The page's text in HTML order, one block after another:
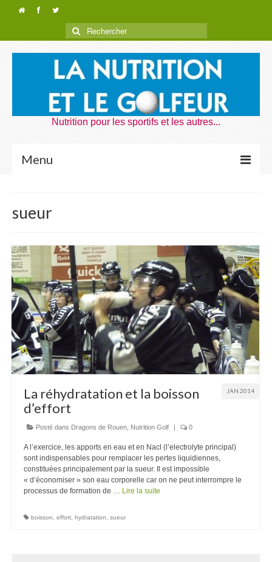
Nutrition pour les sportifs et les autres...
Menu
Nutrition Voyages
Recettes
Contact
sueur
JAN 2014
La réhydratation et la boisson
d’effort
Posté dans Dragons de Rouen Nutrition Golf 0
A l’exercice, les apports en eau et en Nacl (l’electrolyte principal)
sont indispensables pour remplacer les pertes liquidiennes,
constituées principalement par la sueur. Il est impossible
« d’économiser » son eau corporelle car on ne peut interrompre le
processus de formation de … Lire la suite
boisson, effort, hydratation, sueur